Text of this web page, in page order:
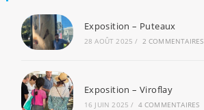
Exposition – Puteaux
28 AOÛT 2025 / 2 COMMENTAIRES
Exposition – Viroflay
16 JUIN 2025 / 4 COMMENTAIRES